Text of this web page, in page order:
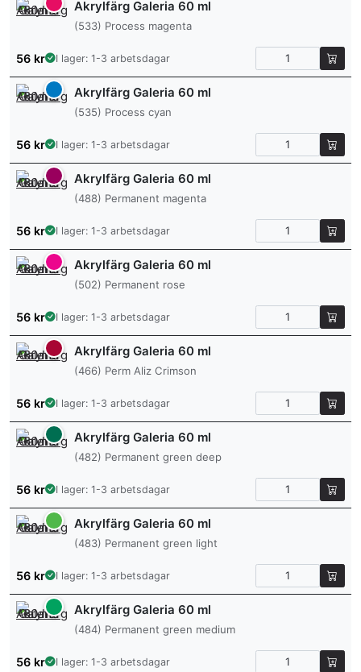
Akrylfärg Galeria 60 ml
(533) Process magenta
56 kr I lager: 1-3 arbetsdagar
Akrylfärg Galeria 60 ml
(535) Process cyan
56 kr I lager: 1-3 arbetsdagar
Akrylfärg Galeria 60 ml
(488) Permanent magenta
56 kr I lager: 1-3 arbetsdagar
Akrylfärg Galeria 60 ml
(502) Permanent rose
56 kr I lager: 1-3 arbetsdagar
Akrylfärg Galeria 60 ml
(466) Perm Aliz Crimson
56 kr I lager: 1-3 arbetsdagar
Akrylfärg Galeria 60 ml
(482) Permanent green deep
56 kr I lager: 1-3 arbetsdagar
Akrylfärg Galeria 60 ml
(483) Permanent green light
56 kr I lager: 1-3 arbetsdagar
Akrylfärg Galeria 60 ml
(484) Permanent green medium
56 kr I lager: 1-3 arbetsdagar